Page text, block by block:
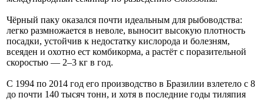
Чёрный паку оказался почти идеальным для рыбоводства:
легко размножается в неволе, выносит высокую плотность
посадки, устойчив к недостатку кислорода и болезням,
всеяден и охотно ест комбикорма, а растёт с поразительной
скоростью — 2–3 кг в год.
С 1994 по 2014 год его производство в Бразилии взлетело с 8
до почти 140 тысяч тонн, и хотя в последние годы тиляпия